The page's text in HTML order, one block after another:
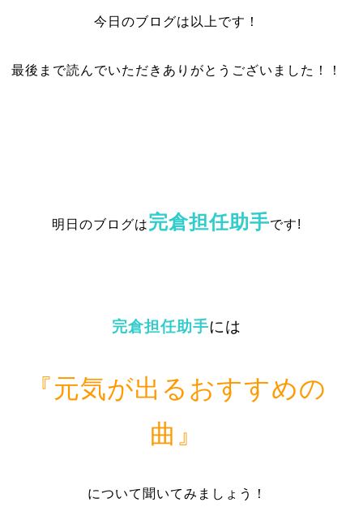
今日のブログは以上です！
最後まで読んでいただきありがとうございました！！
明日のブログは完倉担任助手です!
完倉担任助手には
『元気が出るおすすめの
曲』
について聞いてみましょう！